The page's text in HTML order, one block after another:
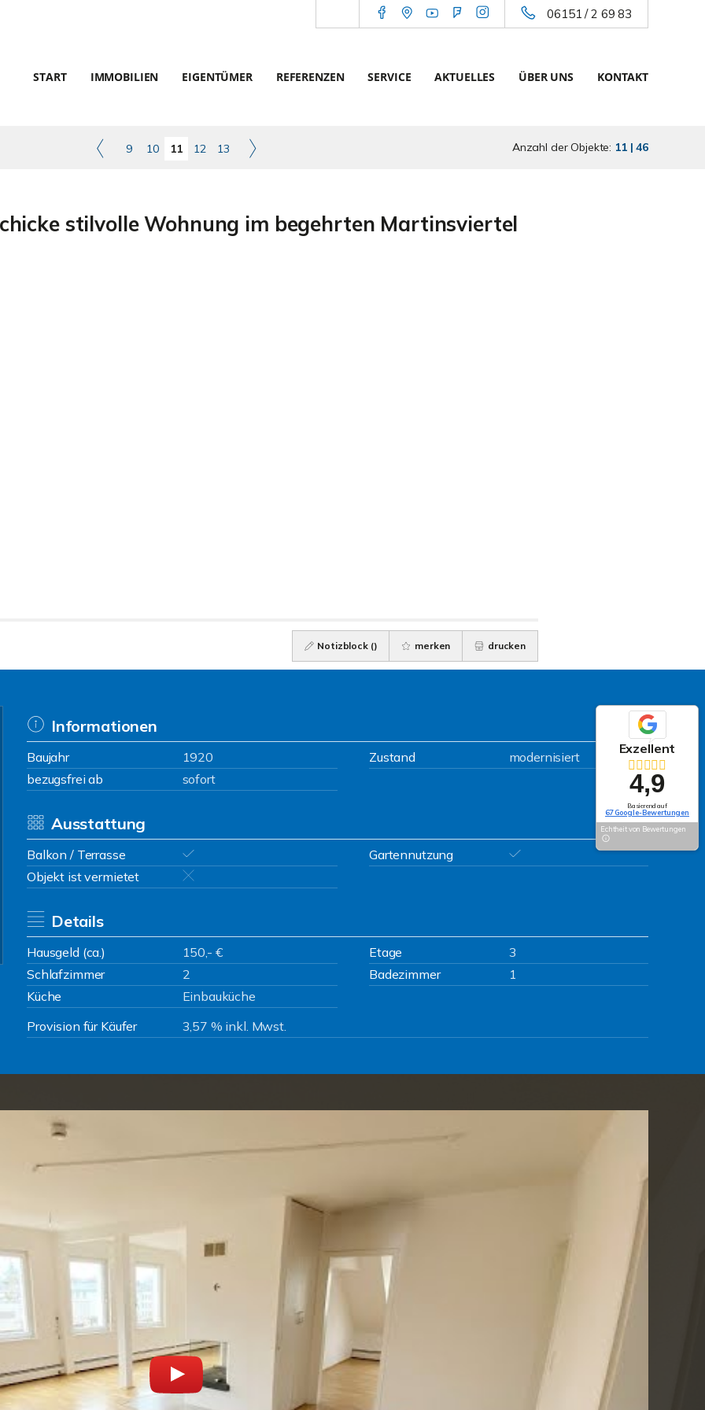
06151 / 2 69 83
START IMMOBILIEN EIGENTÜMER REFERENZEN SERVICE AKTUELLES ÜBER UNS KONTAKT
9 10 11 12 13 Anzahl der Objekte: 11 | 46
stilvolle Wohnung im begehrten Martinsviertel
Notizblock () merken drucken
Informationen
Baujahr 1920 Zustand
modernisiert
bezugsfrei ab
sofort
Ausstattung
Balkon / Terrasse
Gartennutzung
Objekt ist vermietet
Details
Hausgeld (ca.) 150,- € Etage
3
Schlafzimmer
2 Badezimmer
1
Küche
Einbauküche
Provision für Käufer
3,57 % inkl. Mwst.
Exzellent
4,9
Basierend auf
67 Google-Bewertungen
Echtheit von Bewertungen